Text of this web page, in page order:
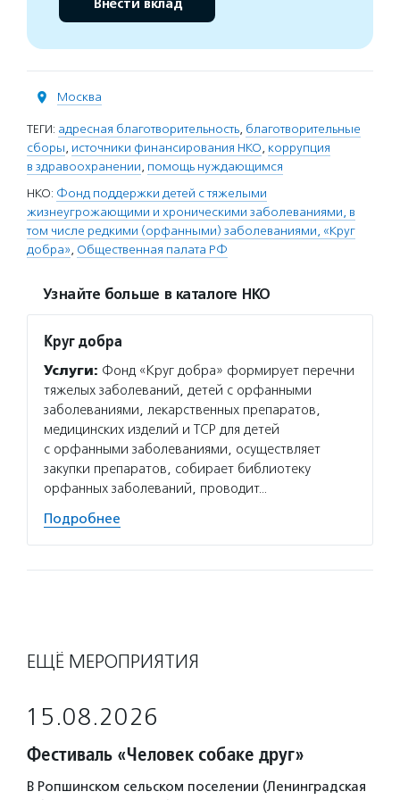
Внести вклад
Москва
ТЕГИ: адресная благотворительность, благотворительные
сборы, источники финансирования НКО, коррупция
в здравоохранении, помощь нуждающимся
НКО: Фонд поддержки детей с тяжелыми
жизнеугрожающими и хроническими заболеваниями, в
том числе редкими (орфанными) заболеваниями, «Круг
добра», Общественная палата РФ
Узнайте больше в каталоге НКО
Круг добра
Услуги: Фонд «Круг добра» формирует перечни
тяжелых заболеваний, детей с орфанными
заболеваниями, лекарственных препаратов,
медицинских изделий и ТСР для детей
с орфанными заболеваниями, осуществляет
закупки препаратов, собирает библиотеку
орфанных заболеваний, проводит…
Подробнее
ЕЩЁ МЕРОПРИЯТИЯ
15.08.2026
Фестиваль «Человек собаке друг»
В Ропшинском сельском поселении (Ленинградская